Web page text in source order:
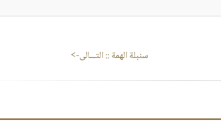
سنبلة الهمة :: التـــالى->